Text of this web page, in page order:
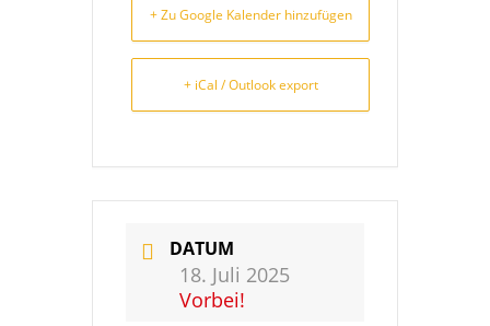
+ Zu Google Kalender hinzufügen
+ iCal / Outlook export
DATUM
18. Juli 2025
Vorbei!